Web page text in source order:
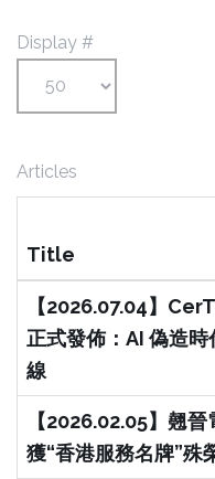
Display #
Articles
Title
【2026.07.04】
正式發佈：AI 偽造
線
【2026.02.05】翹
獲“香港服務名牌”殊